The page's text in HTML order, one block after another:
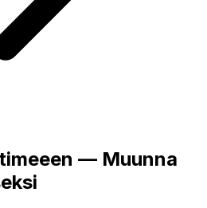
— Muunna